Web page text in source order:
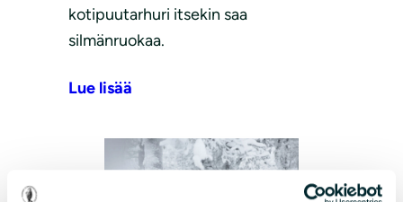
kotipuutarhuri itsekin saa
silmänruokaa.
Lue lisää